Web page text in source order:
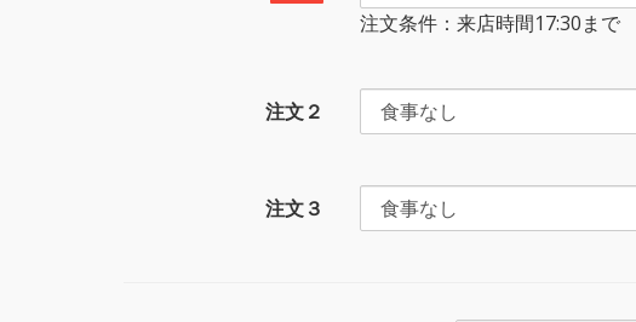
注文条件：来店時間17:30まで
注文２
注文３